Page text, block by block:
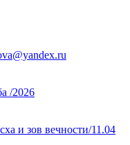
/2026
и зов вечности/11.04